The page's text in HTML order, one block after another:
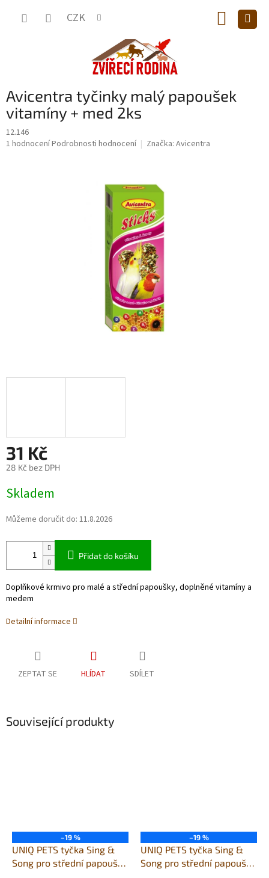
CZK
KOŠÍK
Avicentra tyčinky malý papoušek
vitamíny + med 2ks
12.146
Průměrné
1 hodnoceníPodrobnosti hodnocení Značka: Avicentra
31 Kč
28 Kč bez DPH
cena:
Skladem
Můžeme doručit do: 11.8.2026
Přidat do košíku
Doplňkové krmivo pro malé a střední papoušky, doplněné vitamíny a
medem
Detailní informace
ZEPTAT SE HLÍDAT SDÍLET
Související produkty
–19 %
UNIQ PETS tyčka Sing &
Song pro střední papoušky
–19 %
UNIQ PETS tyčka Sing &
Song pro střední papoušky